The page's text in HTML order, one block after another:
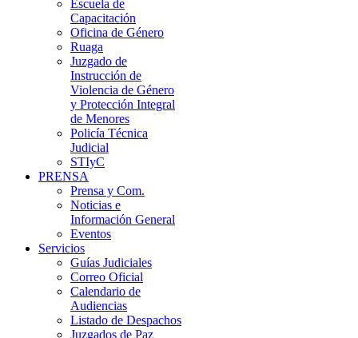
Escuela de
Capacitación
Oficina de Género
Ruaga
Juzgado de
Instrucción de
Violencia de Género
y Protección Integral
de Menores
Policía Técnica
Judicial
STIyC
PRENSA
Prensa y Com.
Noticias e
Información General
Eventos
Servicios
Guías Judiciales
Correo Oficial
Calendario de
Audiencias
Listado de Despachos
Juzgados de Paz